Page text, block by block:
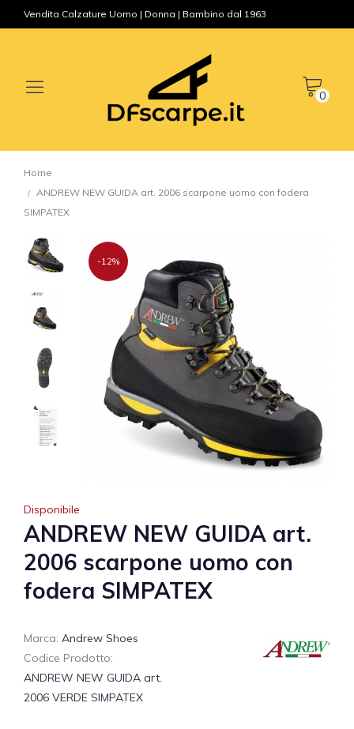
Vendita Calzature Uomo | Donna | Bambino dal 1963
0
Home
ANDREW NEW GUIDA art. 2006 scarpone uomo con fodera
SIMPATEX
-12%
Disponibile
ANDREW NEW GUIDA art.
2006 scarpone uomo con
fodera SIMPATEX
Marca: Andrew Shoes
Codice Prodotto:
ANDREW NEW GUIDA art.
2006 VERDE SIMPATEX